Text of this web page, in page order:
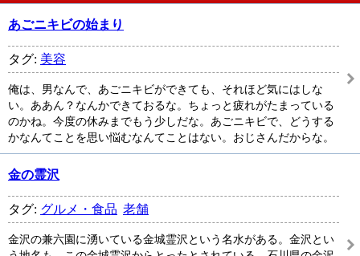
あごニキビの始まり
タグ: 美容
俺は、男なんで、あごニキビができても、それほど気にはしな
い。ああん？なんかできておるな。ちょっと疲れがたまっている
のかね。今度の休みまでもう少しだな。あごニキビで、どうする
かなんてことを思い悩むなんてことはない。おじさんだからな。
金の霊沢
タグ: グルメ・食品 老舗
金沢の兼六園に湧いている金城霊沢という名水がある。金沢とい